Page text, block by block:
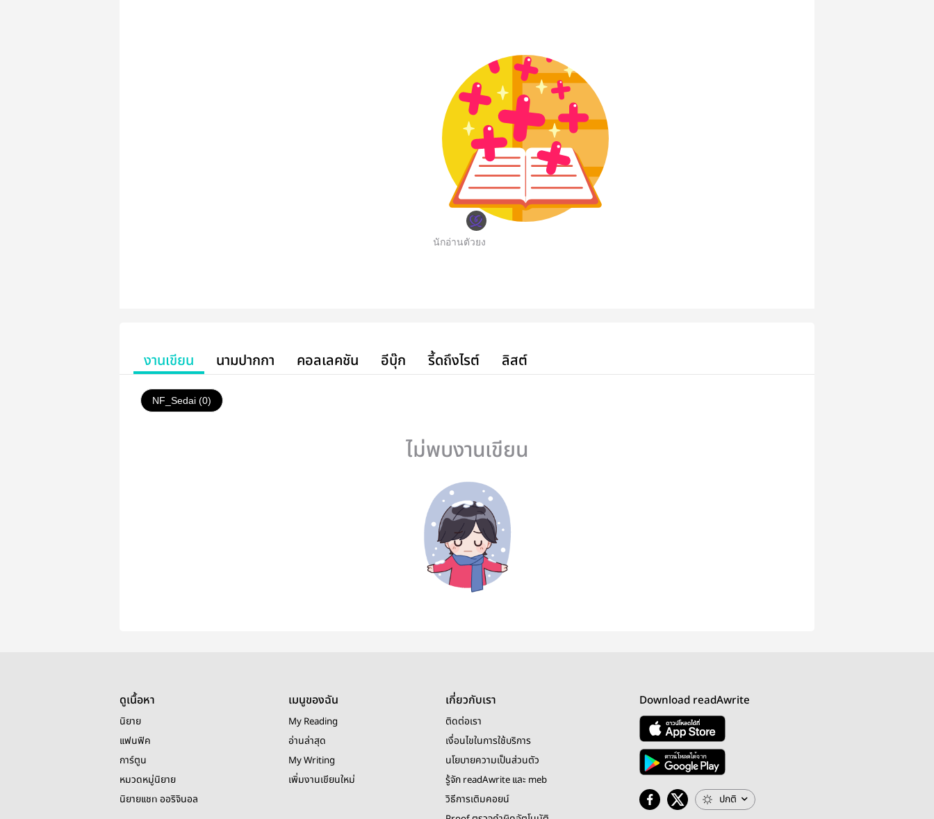
นักอ่านตัวยง
งานเขียน นามปากกา คอลเลคชัน อีบุ๊ก รี้ดถึงไรต์ ลิสต์
NF_Sedai (0)
ไม่พบงานเขียน
ดูเนื้อหา
นิยาย
แฟนฟิค
การ์ตูน
หมวดหมู่นิยาย
นิยายแชท ออริจินอล
เมนูของฉัน
My Reading
อ่านล่าสุด
My Writing
เพิ่มงานเขียนใหม่
เกี่ยวกับเรา
ติดต่อเรา
เงื่อนไขในการใช้บริการ
นโยบายความเป็นส่วนตัว
รู้จัก readAwrite และ meb
วิธีการเติมคอยน์
Download readAwrite
ปกติ